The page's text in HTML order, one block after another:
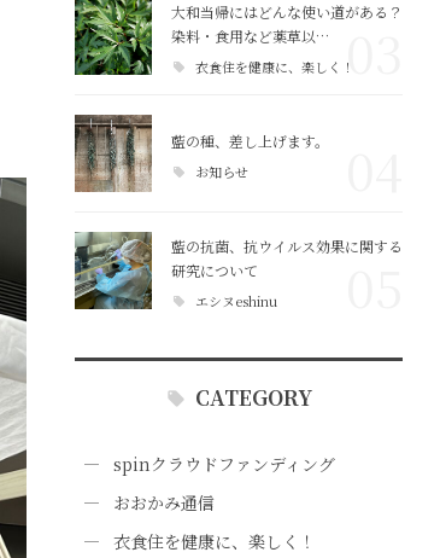
大和当帰にはどんな使い道がある？
染料・食用など薬草以…
衣食住を健康に、楽しく！03
藍の種、差し上げます。
お知らせ
藍の抗菌、抗ウイルス効果に関する
研究について
エシヌeshinu
CATEGORY
spinクラウドファンディング
おおかみ通信
衣食住を健康に、楽しく！